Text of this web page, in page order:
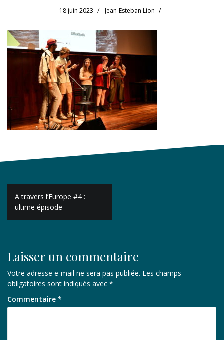
18 juin 2023 Jean-Esteban Lion
Navigation
de
l’article
A travers l’Europe #4 :
ultime épisode
Laisser un commentaire
Votre adresse e-mail ne sera pas publiée. Les champs
obligatoires sont indiqués avec *
Commentaire *